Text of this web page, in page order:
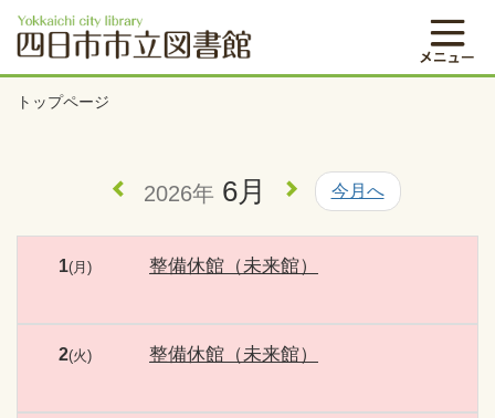
トップページ
2026年 6月 今月へ
1(月) 整備休館（未来館）
2(火) 整備休館（未来館）